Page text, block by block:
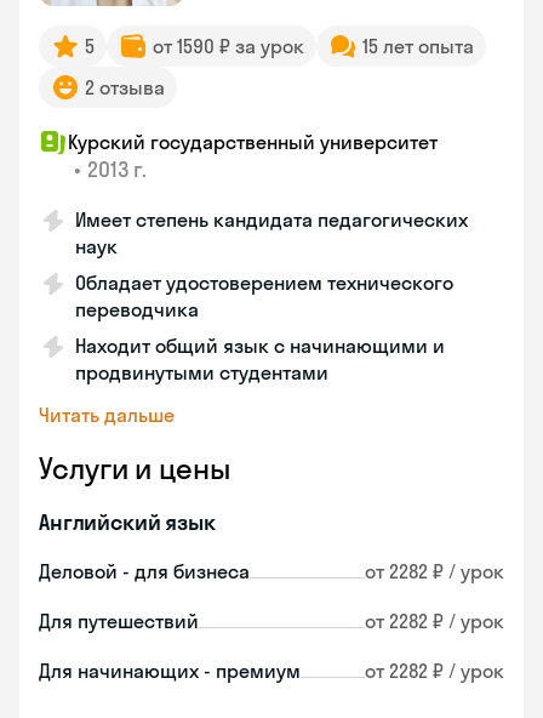
5 от 1590 ₽ за урок
15 лет опыта
2 отзыва
Курский государственный университет
• 2013 г.
Имеет степень кандидата педагогических
наук
Обладает удостоверением технического
переводчика
Находит общий язык с начинающими и
продвинутыми студентами
Читать дальше
Услуги и цены
Английский язык
Деловой - для бизнеса от 2282 ₽ / урок
Для путешествий от 2282 ₽ / урок
Для начинающих - премиум от 2282 ₽ / урок